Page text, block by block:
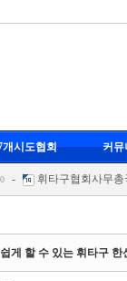
개시도협회 커뮤
회사무총국
휘
-
휘타구협회사무총
협회사무총국
2026-07-20 -
휘타
게 할 수 있는 휘타구 한